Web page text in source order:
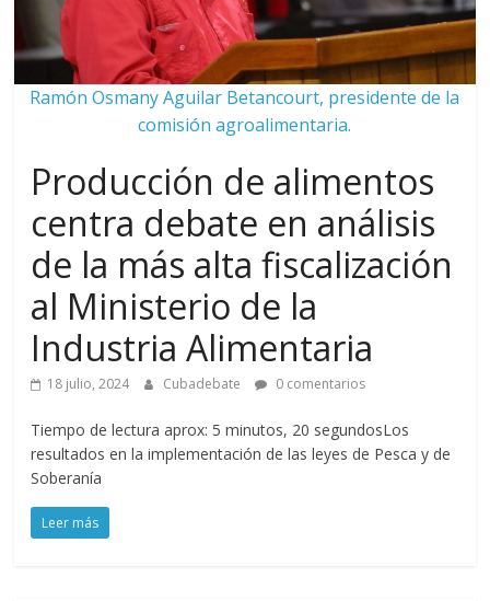
Ramón Osmany Aguilar Betancourt, presidente de la
comisión agroalimentaria.
Producción de alimentos
centra debate en análisis
de la más alta fiscalización
al Ministerio de la
Industria Alimentaria
18 julio, 2024 Cubadebate 0 comentarios
Tiempo de lectura aprox: 5 minutos, 20 segundosLos
resultados en la implementación de las leyes de Pesca y de
Soberanía
Leer más